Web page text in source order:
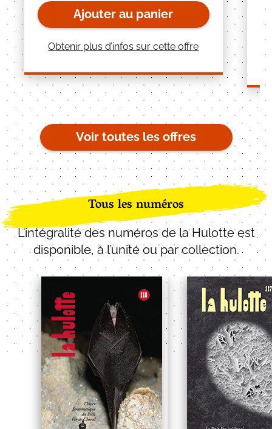
Ajouter au panier
Obtenir plus d’infos sur cette offre
Voir toutes les offres
Tous les numéros
L’intégralité des numéros de la Hulotte est
disponible, à l’unité ou par collection.